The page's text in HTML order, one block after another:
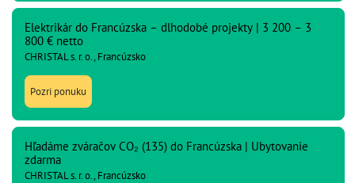
Elektrikár do Francúzska – dlhodobé projekty | 3 200 – 3
800 € netto
CHRISTAL s. r. o., Francúzsko
Pozri ponuku
Hľadáme zváračov CO₂ (135) do Francúzska | Ubytovanie
zdarma
CHRISTAL s. r. o., Francúzsko